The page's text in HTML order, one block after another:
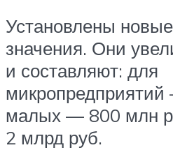
Установлены
значения. Они
и составляют: для
малых — 800 млн
2 млрд руб.